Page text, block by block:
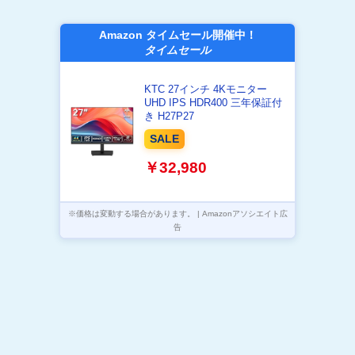
Amazon タイムセール開催中！
タイムセール
KTC 27インチ 4Kモニター
UHD IPS HDR400 三年保証付
き H27P27
SALE
￥32,980
※価格は変動する場合があります。 | Amazonアソシエイト広
告